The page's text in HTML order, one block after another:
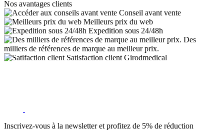
Nos avantages clients
Conseil avant vente
Meilleurs prix du web
Expedition sous 24/48h
Des
milliers de références de marque au meilleur prix.
Satisfaction client Girodmedical
Inscrivez-vous à la newsletter et profitez de 5% de réduction